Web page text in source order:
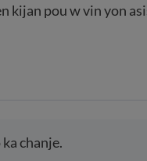
kijan pou w vin yon
chanje.